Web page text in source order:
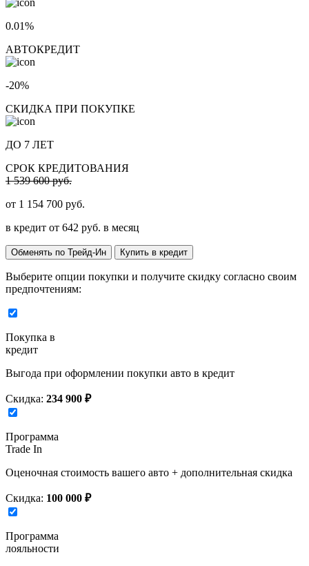
0.01%
АВТОКРЕДИТ
-20%
СКИДКА ПРИ ПОКУПКЕ
ДО 7 ЛЕТ
СРОК КРЕДИТОВАНИЯ
1 539 600 руб.
от 1 154 700 руб.
в кредит от 642 руб. в месяц
Обменять по Трейд-Ин Купить в кредит
Выберите опции покупки и получите скидку согласно своим
предпочтениям:
Покупка в
кредит
Выгода при оформлении покупки авто в кредит
Скидка: 234 900 ₽
Программа
Trade In
Оценочная стоимость вашего авто + дополнительная скидка
Скидка: 100 000 ₽
Программа
лояльности